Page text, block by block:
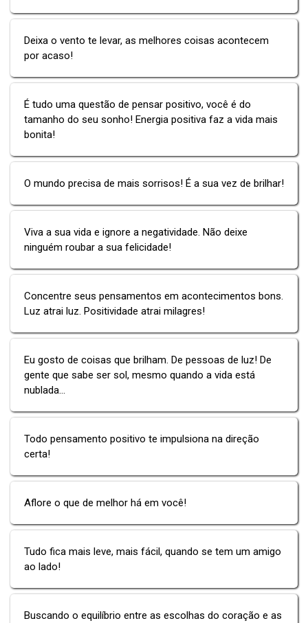
Deixa o vento te levar, as melhores coisas acontecem
por acaso!
É tudo uma questão de pensar positivo, você é do
tamanho do seu sonho! Energia positiva faz a vida mais
bonita!
O mundo precisa de mais sorrisos! É a sua vez de brilhar!
Viva a sua vida e ignore a negatividade. Não deixe
ninguém roubar a sua felicidade!
Concentre seus pensamentos em acontecimentos bons.
Luz atrai luz. Positividade atrai milagres!
Eu gosto de coisas que brilham. De pessoas de luz! De
gente que sabe ser sol, mesmo quando a vida está
nublada…
Todo pensamento positivo te impulsiona na direção
certa!
Aflore o que de melhor há em você!
Tudo fica mais leve, mais fácil, quando se tem um amigo
ao lado!
Buscando o equilíbrio entre as escolhas do coração e as